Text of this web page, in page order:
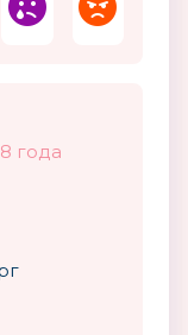
года